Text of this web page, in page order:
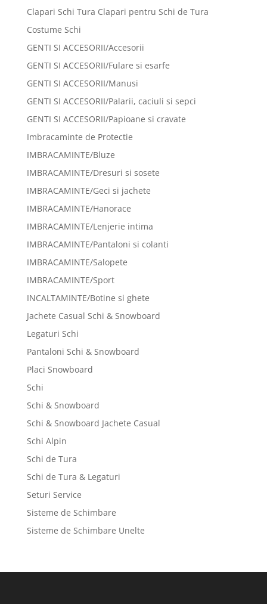
Clapari Schi Tura Clapari pentru Schi de Tura
Costume Schi
GENTI SI ACCESORII/Accesorii
GENTI SI ACCESORII/Fulare si esarfe
GENTI SI ACCESORII/Manusi
GENTI SI ACCESORII/Palarii, caciuli si sepci
GENTI SI ACCESORII/Papioane si cravate
Imbracaminte de Protectie
IMBRACAMINTE/Bluze
IMBRACAMINTE/Dresuri si sosete
IMBRACAMINTE/Geci si jachete
IMBRACAMINTE/Hanorace
IMBRACAMINTE/Lenjerie intima
IMBRACAMINTE/Pantaloni si colanti
IMBRACAMINTE/Salopete
IMBRACAMINTE/Sport
INCALTAMINTE/Botine si ghete
Jachete Casual Schi & Snowboard
Legaturi Schi
Pantaloni Schi & Snowboard
Placi Snowboard
Schi
Schi & Snowboard
Schi & Snowboard Jachete Casual
Schi Alpin
Schi de Tura
Schi de Tura & Legaturi
Seturi Service
Sisteme de Schimbare
Sisteme de Schimbare Unelte